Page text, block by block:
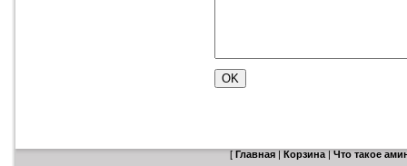
[ Главная| Корзина| Что такое